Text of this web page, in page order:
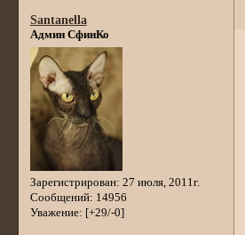
Santanella
Админ СфинКо
Зарегистрирован: 27 июля, 2011г.
Сообщений: 14956
Уважение: [+29/-0]